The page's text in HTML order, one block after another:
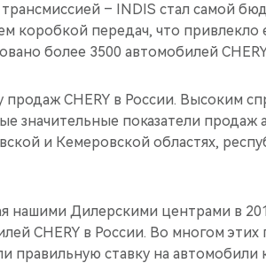
– INDIS стал самой
коробкой передач, что
более 3500 автомобилей
CHERY в России. Высоким
значительные показатели продаж
и Кемеровской областях,
нашими Дилерскими центрами в
CHERY в России. Во многом этих
правильную ставку на автомобили